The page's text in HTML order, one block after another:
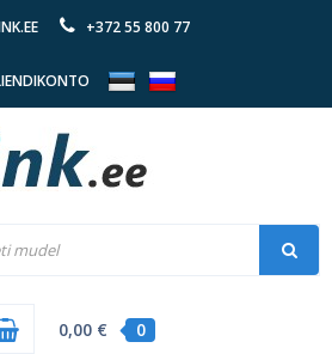
+372 55 800 77
0
0,00 €